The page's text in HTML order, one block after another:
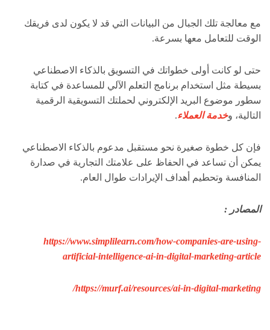
مع معالجة تلك الجبال من البيانات التي قد لا يكون لدى فريقك
الوقت للتعامل معها بسرعة.
حتى لو كانت أولى خطواتك في التسويق بالذكاء الاصطناعي
بسيطة مثل استخدام برنامج التعلم الآلي للمساعدة في كتابة
سطور موضوع البريد الإلكتروني لحملتك التسويقية الرقمية
التالية، وخدمة العملاء.
فإن كل خطوة صغيرة نحو مستقبل مدعوم بالذكاء الاصطناعي
يمكن أن تساعد في الحفاظ على علامتك التجارية في صدارة
المنافسة وتحطيم أهداف الإيرادات طوال العام.
المصادر :
https://www.simplilearn.com/how-companies-are-using-
artificial-intelligence-ai-in-digital-marketing-article
https://murf.ai/resources/ai-in-digital-marketing/